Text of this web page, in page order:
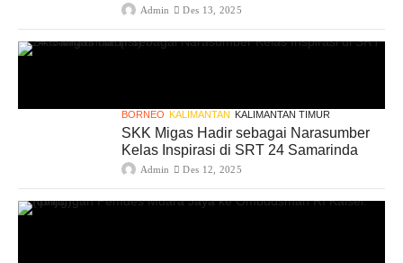
Admin Des 13, 2025
BORNEO KALIMANTAN KALIMANTAN TIMUR
SKK Migas Hadir sebagai Narasumber
Kelas Inspirasi di SRT 24 Samarinda
Admin Des 12, 2025